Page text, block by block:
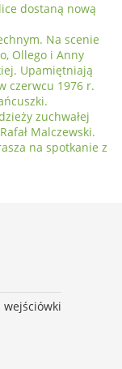
dostaną nową
Na scenie
Ollego i Anny
Upamiętniają
czerwcu 1976 r.
zuchwałej
Malczewski.
na spotkanie z